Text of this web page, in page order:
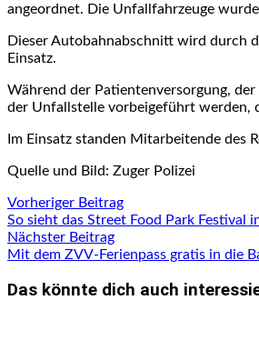
angeordnet. Die Unfallfahrzeuge
Dieser Autobahnabschnitt wird durch
Einsatz.
Während der Patientenversorgung,
der Unfallstelle vorbeigeführt werden,
Im Einsatz standen Mitarbeitende des
Quelle und Bild: Zuger Polizei
Beitragsnavigation
Vorheriger BeitragVorheriger
Beitrag:
So sieht das Street Food Park Festival
Nächster BeitragNächster
Beitrag:
Mit dem ZVV-Ferienpass gratis in die
Das könnte dich auch